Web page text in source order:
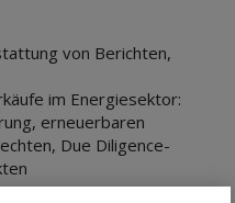
von Berichten,
im Energiesektor:
erneuerbaren
Due Diligence-